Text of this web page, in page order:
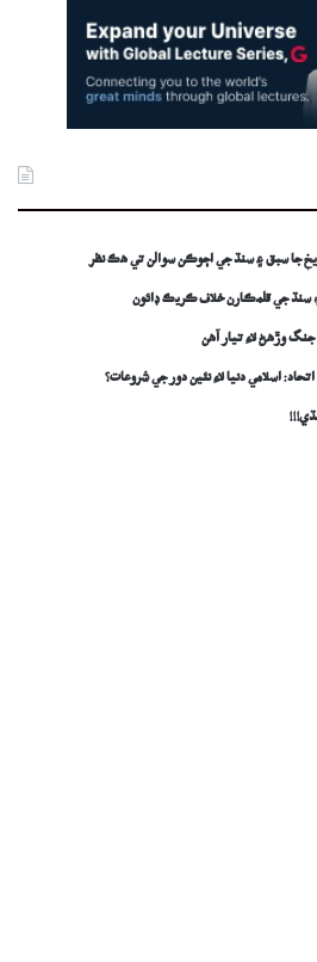
جا سبق ۽ سنڌ جي اڄوڪن سوالن تي هڪ نظر
سنڌ جي قلمڪارن خلاف ڪريڪ ڊائون
وڙهڻ لاءِ تيار آهن
اسلامي دنيا لاءِ نئين دور جي شروعات؟